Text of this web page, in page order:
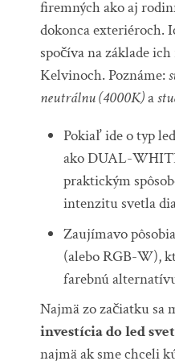
firemných ako aj
dokonca exteriéroch.
spočíva na základe ich
Kelvinoch. Poznáme:
neutrálnu (4000K)a
Pokiaľ ide o typ
ako DUAL-
praktickým
intenzitu svetla
Zaujímavo
(alebo RGB-W),
farebnú
Najmä zo začiatku sa
investícia do led
najmä ak sme chceli